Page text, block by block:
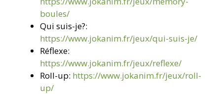
boules/
Qui suis-je?:
https://www.jokanim.fr/jeux/qui-suis-je/
Réflexe:
https://www.jokanim.fr/jeux/reflexe/
Roll-up: https://www.jokanim.fr/jeux/roll-
up/